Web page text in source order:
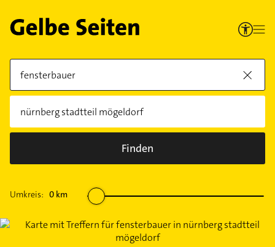
Finden
Umkreis: 0 km